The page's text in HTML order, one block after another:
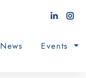
News Events